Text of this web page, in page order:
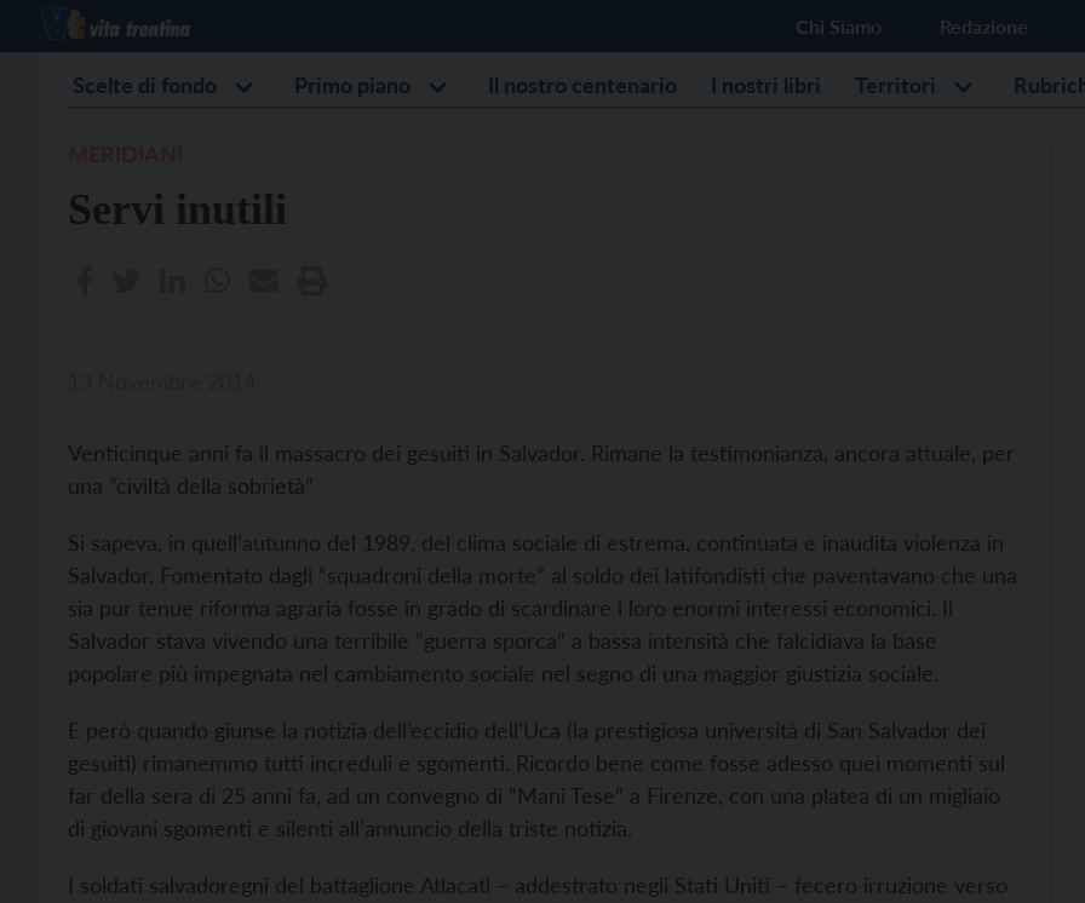
Chi Siamo Redazione
Scelte di fondo Primo piano Il nostro centenario I nostri libri Territori
Servi inutili
Venticinque anni fa il massacro dei gesuiti in Salvador. Rimane la testimonianza, ancora attuale, per
una “civiltà della sobrietà”
Si sapeva, in quell’autunno del 1989, del clima sociale di estrema, continuata e inaudita violenza in
Salvador. Fomentato dagli “squadroni della morte” al soldo dei latifondisti che paventavano che una
sia pur tenue riforma agraria fosse in grado di scardinare i loro enormi interessi economici. Il
Salvador stava vivendo una terribile “guerra sporca” a bassa intensità che falcidiava la base
popolare più impegnata nel cambiamento sociale nel segno di una maggior giustizia sociale.
E però quando giunse la notizia dell’eccidio dell’Uca (la prestigiosa università di San Salvador dei
gesuiti) rimanemmo tutti increduli e sgomenti. Ricordo bene come fosse adesso quei momenti sul
far della sera di 25 anni fa, ad un convegno di “Mani Tese” a Firenze, con una platea di un migliaio
di giovani sgomenti e silenti all’annuncio della triste notizia.
I soldati salvadoregni del battaglione Atlacatl – addestrato negli Stati Uniti – fecero irruzione verso